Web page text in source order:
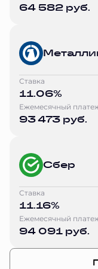
64 582 руб.
Ставка
11.06%
Ежемесячный
93 473 руб.
Сбер
Ставка
11.16%
Ежемесячный
94 091 руб.